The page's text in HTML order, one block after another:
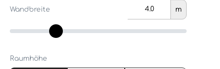
Wandbreite m
Raumhöhe